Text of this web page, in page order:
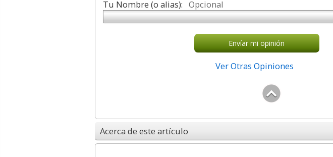
Tu Nombre (o alias): Opcional
Envíar mi opinión
Ver Otras Opiniones
Acerca de este artículo